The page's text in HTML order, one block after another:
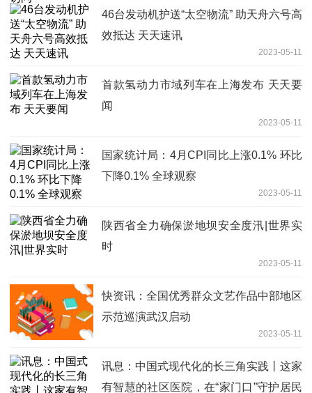
46台发动机护送“太空物流” 助天舟六号高
效抵达 天天速讯
2023-05-11
首款氢动力市域列车在上海发布 天天要
闻
2023-05-11
国家统计局：4月CPI同比上涨0.1% 环比
下降0.1% 全球观察
2023-05-11
陕西省全力确保淤地坝安全度汛|世界实
时
2023-05-11
快资讯：全国优秀群众文艺作品中部地区
示范巡演武汉启动
2023-05-11
讯息：中国式现代化的长三角实践丨这家
有智慧的社区医院，在“家门口”守护居民